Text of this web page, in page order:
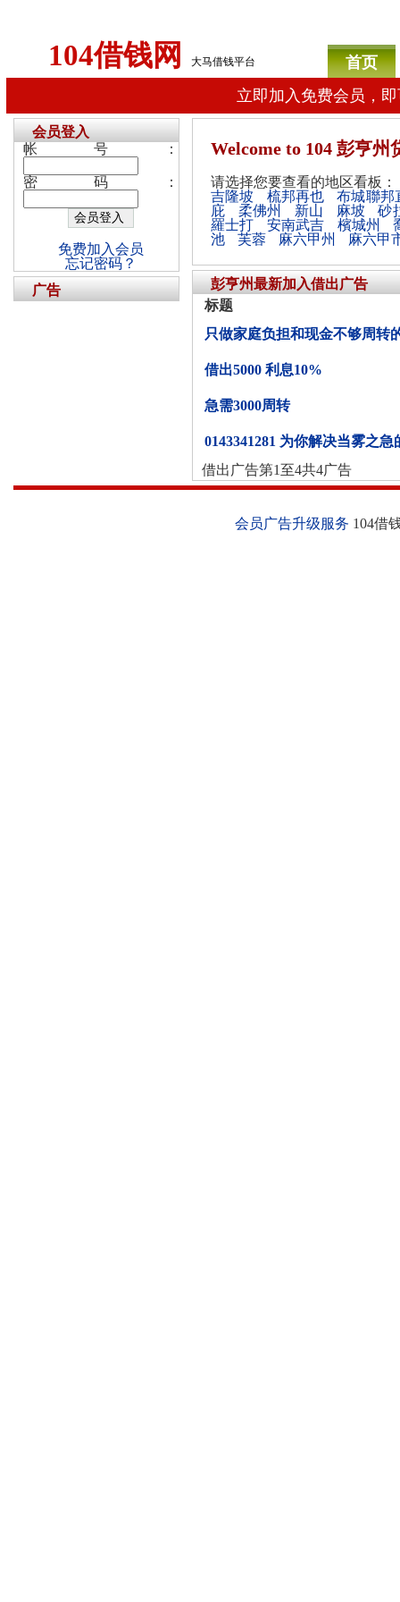
104借钱网 大马借钱平台
首页
立即加入免费会员，
Welcome to 104 彭亨州
请选择您要查看的地区看板：
吉隆坡
梳邦再也
布城聯邦
庇
柔佛州 新山 麻坡
砂
羅士打
安南武吉 檳城州
池
芙蓉 麻六甲州 麻六甲
彭亨州最新加入借出广告
标题
只做家庭负担和现金不够周转
借出5000 利息10%
急需3000周转
0143341281 为你解决当雾之急
借出广告第1至4共4广告
会员登入
帐号：
密码：
免费加入会员
忘记密码？
广告
会员广告升级服务 104借